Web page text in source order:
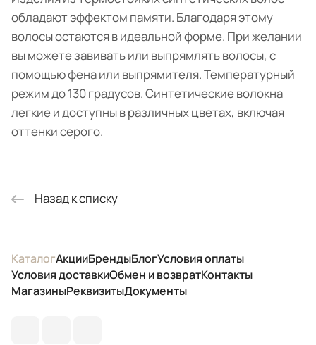
обладают эффектом памяти. Благодаря этому
волосы остаются в идеальной форме. При желании
вы можете завивать или выпрямлять волосы, с
помощью фена или выпрямителя. Температурный
режим до 130 градусов. Синтетические волокна
легкие и доступны в различных цветах, включая
оттенки серого.
Назад к списку
КаталогАкцииБрендыБлогУсловия оплаты
Условия доставкиОбмен и возвратКонтакты
МагазиныРеквизитыДокументы